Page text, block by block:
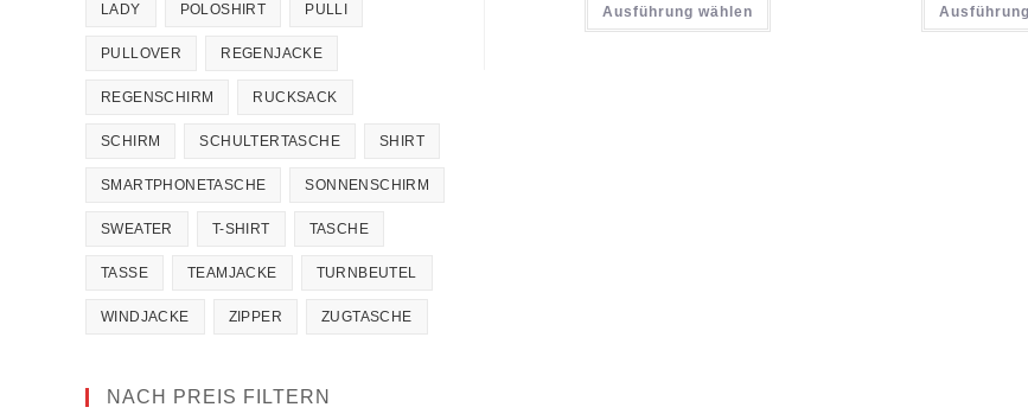
Ausführung wählen
LADY POLOSHIRT PULLI
PULLOVER REGENJACKE
REGENSCHIRM RUCKSACK
SCHIRM SCHULTERTASCHE SHIRT
SMARTPHONETASCHE SONNENSCHIRM
SWEATER T-SHIRT TASCHE
TASSE TEAMJACKE TURNBEUTEL
WINDJACKE ZIPPER ZUGTASCHE
NACH PREIS FILTERN